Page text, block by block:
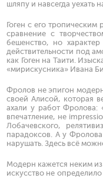
шляпу и навсегда уехать
Гоген с его
сравнение с
бешенство, но
действительности под
как Гоген на Таити.
«мирискусника» Ивана
Фролов не эпигон
своей Алисой, которая
ахали у работ Фролова:
впечатление, не
Лобачевского,
парадоксов. А у
нарушать. Здесь всё
Модерн кажется неким
искусство не